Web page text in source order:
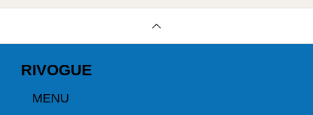
RIVOGUE
MENU